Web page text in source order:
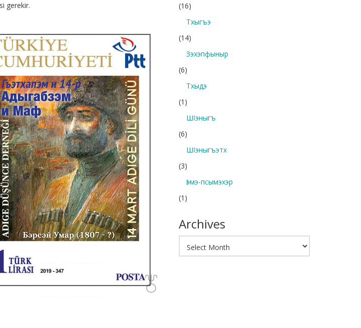
gerekir.
(16)
Тхыгъэ
(14)
Зэхэпфыныр
(6)
Тхыдэ
(1)
Шӏэныгъ
(6)
Шӏэныгъэтх
(3)
Ӏэмэ-псымэхэр
(1)
Archives